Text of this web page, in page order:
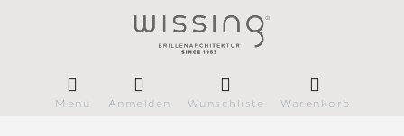
Menü Anmelden Wunschliste Warenkorb